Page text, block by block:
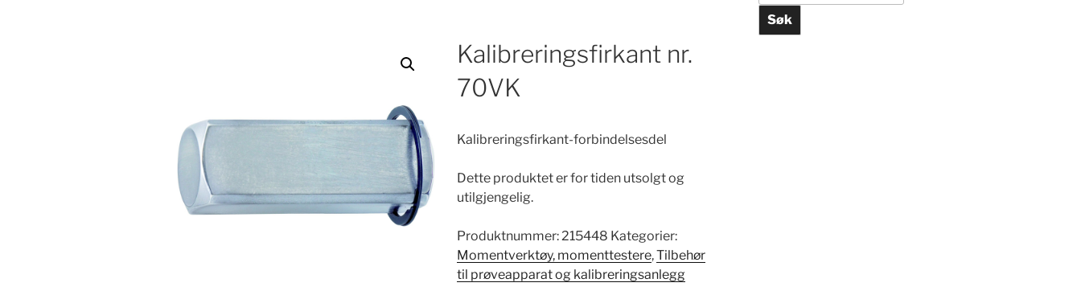
Kalibreringsfirkant nr.
70VK
Kalibreringsfirkant-forbindelsesdel
Dette produktet er for tiden utsolgt og
utilgjengelig.
Produktnummer:215448 Kategorier:
Momentverktøy, momenttestere,Tilbehør
til prøveapparat og kalibreringsanlegg
Søk